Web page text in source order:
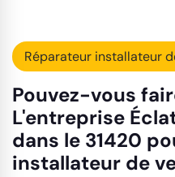
Réparateur installateur
Pouvez-vous
L'entreprise
dans le 31420
installateur de